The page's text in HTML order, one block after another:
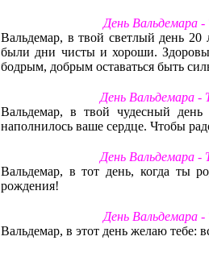
День Вальдемара
Вальдемар, в твой светлый день
были дни чисты и хороши.
бодрым, добрым оставаться быть
День Вальдемара -
Вальдемар, в твой чудесный
наполнилось ваше сердце. Чтобы
День Вальдемара -
Вальдемар, в тот день, когда ты
рождения!
День Вальдемара
Вальдемар, в этот день желаю тебе: